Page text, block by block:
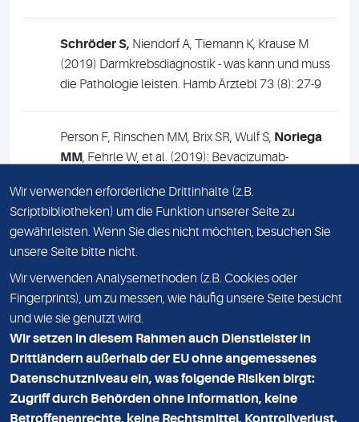
Schröder S, Niendorf A, Tiemann K, Krause M
(2019) Darmkrebsdiagnostik - was kann und muss
die Pathologie leisten. Hamb Ärztebl 73 (8): 27-9
Person F, Rinschen MM, Brix SR, Wulf S, Noriega
MM, Fehrle W, et al. (2019): Bevacizumab-
Pathol doi:10.1038/s41379-018-0186-4.
DATENSCHUTZ
HOMEPAGE MEDIZINISCHES LABOR NORD
KONTAKT
MVZ Medizinisches Labor Nord MLN GmbH
Wir verwenden erforderliche Drittinhalte (z.B.
Scriptbibliotheken) um die Funktion unserer Seite zu
gewährleisten. Wenn Sie dies nicht möchten, besuchen Sie
unsere Seite bitte nicht.
Wir verwenden Analysemethoden (z.B. Cookies oder
Fingerprints), um zu messen, wie häufig unsere Seite besucht
und wie sie genutzt wird.
Wir setzen in diesem Rahmen auch Dienstleister in
Drittländern außerhalb der EU ohne angemessenes
Datenschutzniveau ein, was folgende Risiken birgt:
Zugriff durch Behörden ohne Information, keine
Betroffenenrechte, keine Rechtsmittel, Kontrollverlust.